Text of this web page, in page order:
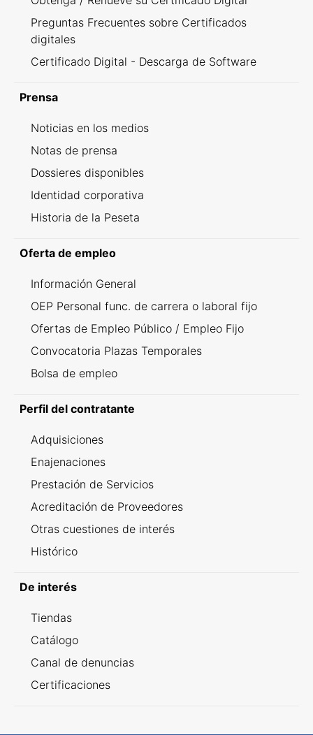
Preguntas Frecuentes sobre Certificados
digitales
Certificado Digital - Descarga de Software
Prensa
Noticias en los medios
Notas de prensa
Dossieres disponibles
Identidad corporativa
Historia de la Peseta
Oferta de empleo
Información General
OEP Personal func. de carrera o laboral fijo
Ofertas de Empleo Público / Empleo Fijo
Convocatoria Plazas Temporales
Bolsa de empleo
Perfil del contratante
Adquisiciones
Enajenaciones
Prestación de Servicios
Acreditación de Proveedores
Otras cuestiones de interés
Histórico
De interés
Tiendas
Catálogo
Canal de denuncias
Certificaciones